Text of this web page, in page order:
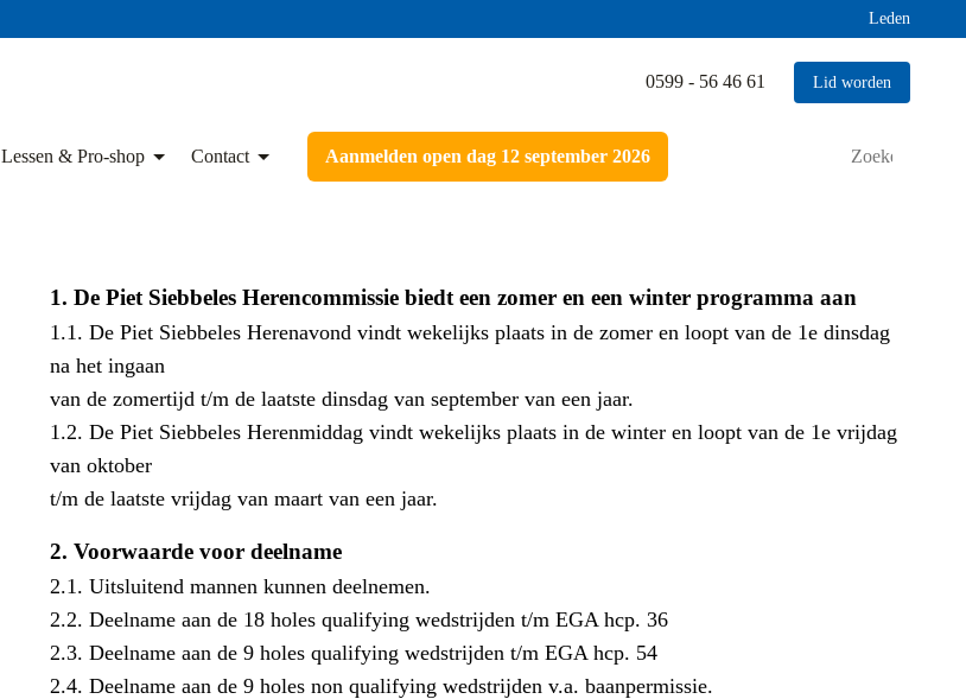
Leden
0599 - 56 46 61 Lid worden
Lessen & Pro-shop Contact Aanmelden open dag 12 september 2026
1. De Piet Siebbeles Herencommissie biedt een zomer en een winter programma aan
1.1. De Piet Siebbeles Herenavond vindt wekelijks plaats in de zomer en loopt van de 1e dinsdag
na het ingaan
van de zomertijd t/m de laatste dinsdag van september van een jaar.
1.2. De Piet Siebbeles Herenmiddag vindt wekelijks plaats in de winter en loopt van de 1e vrijdag
van oktober
t/m de laatste vrijdag van maart van een jaar.
2. Voorwaarde voor deelname
2.1. Uitsluitend mannen kunnen deelnemen.
2.2. Deelname aan de 18 holes qualifying wedstrijden t/m EGA hcp. 36
2.3. Deelname aan de 9 holes qualifying wedstrijden t/m EGA hcp. 54
2.4. Deelname aan de 9 holes non qualifying wedstrijden v.a. baanpermissie.